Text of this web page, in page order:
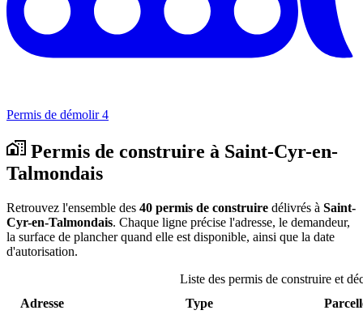
Permis de démolir 4
Permis de construire à Saint-Cyr-en-
Talmondais
Retrouvez l'ensemble des 40 permis de construire délivrés à Saint-
Cyr-en-Talmondais. Chaque ligne précise l'adresse, le demandeur,
la surface de plancher quand elle est disponible, ainsi que la date
d'autorisation.
Liste des permis de construire et
Adresse
Type